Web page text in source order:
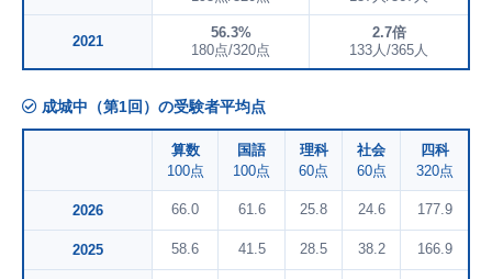
2021
56.3%
180点/320点
2.7倍
133人/365人
成城中（第1回）の受験者平均点
算数
100点
国語
100点
理科
60点
社会
60点
四科
320点
2026 66.0 61.6 25.8 24.6 177.9
2025 58.6 41.5 28.5 38.2 166.9